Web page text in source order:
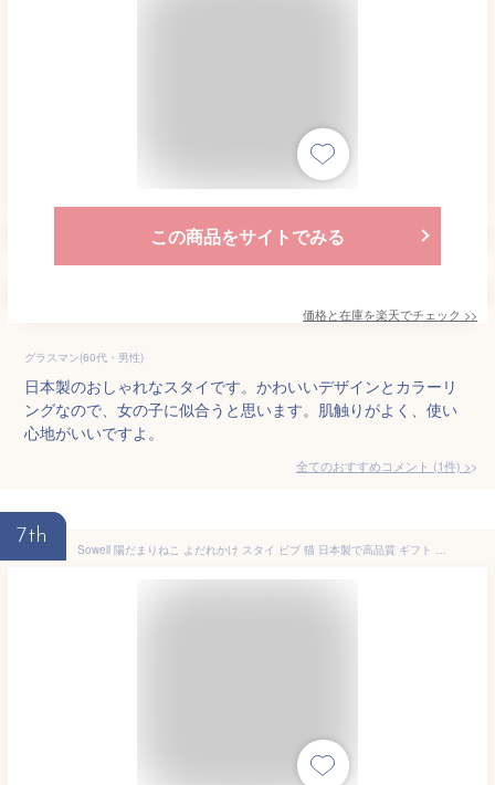
この商品をサイトでみる
価格と在庫を楽天でチェック >>
グラスマン(60代・男性)
日本製のおしゃれなスタイです。かわいいデザインとカラーリ
ングなので、女の子に似合うと思います。肌触りがよく、使い
心地がいいですよ。
全てのおすすめコメント (1件) >
7th
Sowell 陽だまりねこ よだれかけ スタイ ビブ 猫 日本製で高品質 ギフト 新生児 赤ちゃん用 猫 かわいい ブランド 女の子 男の子 誕生日 ハーフバースデー 御祝 出産祝い 送料無料 春 秋 夏 冬 綿100％ タオル パイル 動物 親子